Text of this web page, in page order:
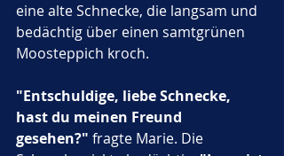
eine alte Schnecke, die langsam und
bedächtig über einen samtgrünen
Moosteppich kroch.
"Entschuldige, liebe Schnecke,
hast du meinen Freund
gesehen?" fragte Marie. Die